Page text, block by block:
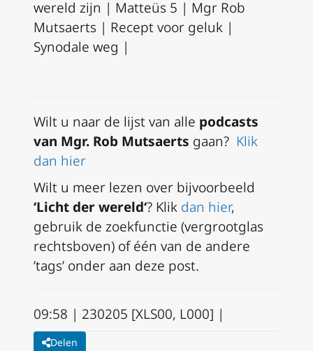
wereld zijn | Matteüs 5 | Mgr Rob
Mutsaerts | Recept voor geluk |
Synodale weg |
Wilt u naar de lijst van alle podcasts
van Mgr. Rob Mutsaerts gaan? Klik
dan hier
Wilt u meer lezen over bijvoorbeeld
‘Licht der wereld‘? Klik dan hier,
gebruik de zoekfunctie (vergrootglas
rechtsboven) of één van de andere
’tags’ onder aan deze post.
09:58 | 230205 [XLS00, L000] |
Delen